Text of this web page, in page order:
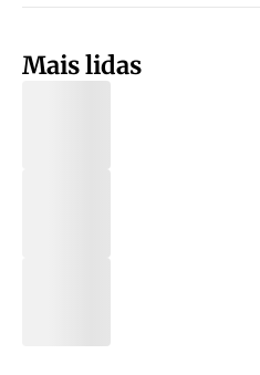
Mais lidas